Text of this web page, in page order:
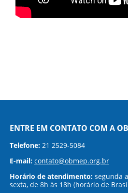
ENTRE EM CONTATO COM A
Telefone: 21 2529-5084
E-mail: contato@obmep.org.br
Horário de atendimento: segunda a
sexta, de 8h às 18h (horário de